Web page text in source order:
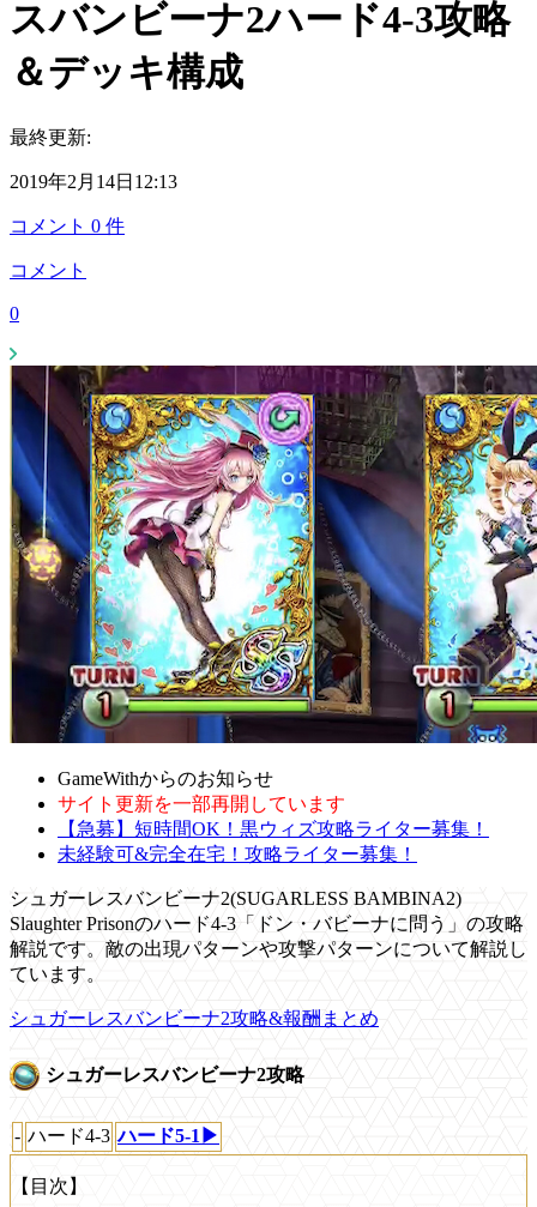
スバンビーナ2ハード4-3攻略
＆デッキ構成
最終更新:
2019年2月14日12:13
コメント 0 件
コメント
0
GameWithからのお知らせ
サイト更新を一部再開しています
【急募】短時間OK！黒ウィズ攻略ライター募集！
未経験可&完全在宅！攻略ライター募集！
シュガーレスバンビーナ2(SUGARLESS BAMBINA2)
Slaughter Prisonのハード4-3「ドン・バビーナに問う」の攻略
解説です。敵の出現パターンや攻撃パターンについて解説し
ています。
シュガーレスバンビーナ2攻略&報酬まとめ
シュガーレスバンビーナ2攻略
- ハード4-3 ハード5-1▶
【目次】